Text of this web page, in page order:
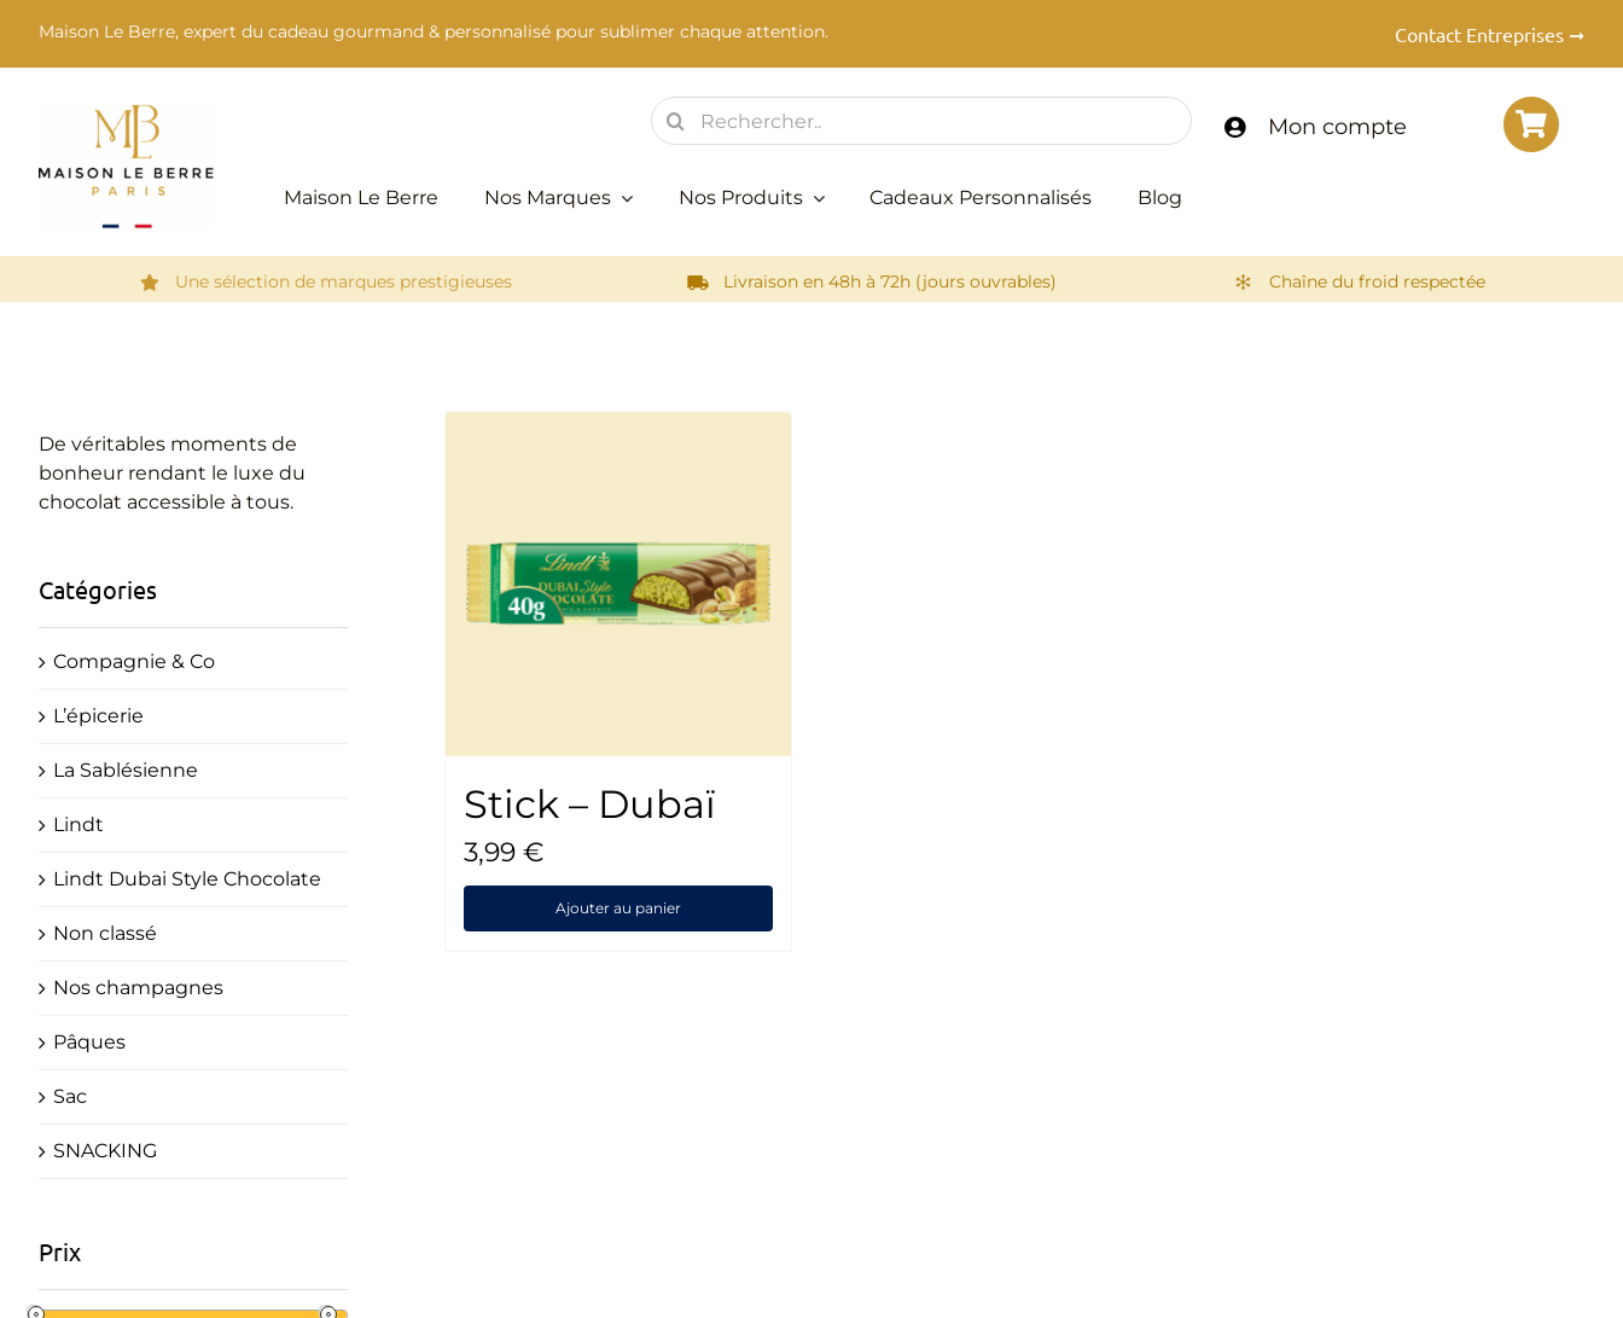
contenu
Maison Le Berre, expert du cadeau gourmand & personnalisé pour sublimer chaque attention. Contact Entreprises ➞
Rechercher:
Maison Le Berre Nos Marques Nos Produits Cadeaux Personnalisés Blog
Mon compte
Une sélection de marques prestigieuses Livraison en 48h à 72h (jours ouvrables) Chaîne du froid respectée
Stick – Dubaï
3,99 €
Ajouter au panier
De véritables moments de
bonheur rendant le luxe du
chocolat accessible à tous.
Catégories
Compagnie & Co
L’épicerie
La Sablésienne
Lindt
Lindt Dubai Style Chocolate
Non classé
Nos champagnes
Pâques
Sac
SNACKING
Prix